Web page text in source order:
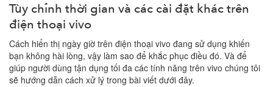
Tùy chỉnh thời gian và các cài đặt khác trên
điện thoại vivo
Cách hiển thị ngày giờ trên điện thoại vivo đang sử dụng khiến
bạn không hài lòng, vậy làm sao để khắc phục điều đó. Và để
giúp người dùng tận dụng tối đa các tính năng trên vivo chúng tôi
sẽ hướng dẫn cách xử lý trong bài viết dưới đây.